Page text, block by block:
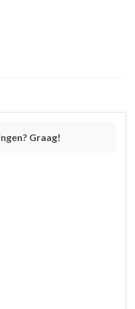
Graag!